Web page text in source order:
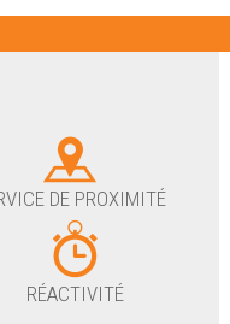
DE PROXIMITÉ
RÉACTIVITÉ